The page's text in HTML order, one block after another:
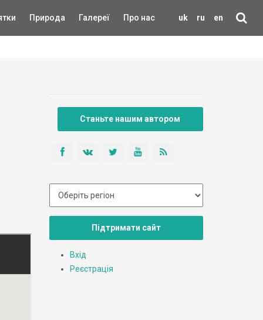
uk ru en
Природа Галереї Про нас
Станьте нашим автором
Підтримати сайт
Вхід
Реєстрація